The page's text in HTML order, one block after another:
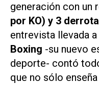
generación con un
por KO) y 3
entrevista llevada
Boxing -su nuevo
deporte- contó
que no sólo